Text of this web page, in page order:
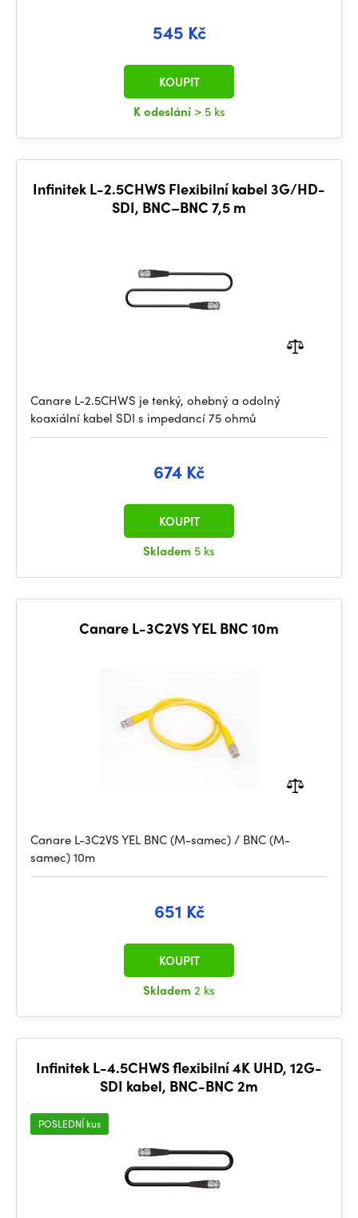
545 Kč
K odeslání > 5 ks
KOUPIT
Infinitek L-2.5CHWS Flexibilní kabel 3G/HD-
SDI, BNC–BNC 7,5 m
Canare L-2.5CHWS je tenký, ohebný a odolný
koaxiální kabel SDI s impedancí 75 ohmů
674 Kč
Skladem 5 ks
KOUPIT
Canare L-3C2VS YEL BNC 10m
Canare L-3C2VS YEL BNC (M-samec) / BNC (M-
samec) 10m
651 Kč
Skladem2 ks
KOUPIT
Infinitek L-4.5CHWS flexibilní 4K UHD, 12G-
SDI kabel, BNC-BNC 2m
POSLEDNÍ kus